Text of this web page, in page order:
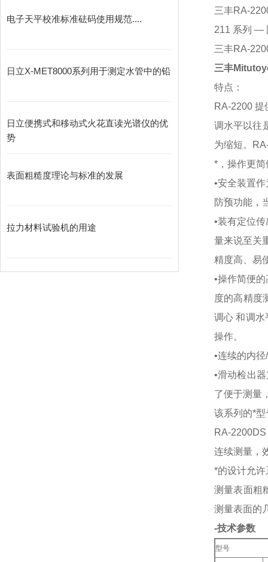
电子天平校准标准砝码使用规范....
日立X-MET8000系列用于测定水管中的铅
日立便携式和移动式火花直读光谱仪的优
势
表面粗糙度理论与标准的发展
拉力材料试验机的用途
三丰RA-
211 系列 —
三丰RA-
三丰
特点：
RA-2200
调水平以往
为缩短。
*，操作更简
•安全装置
防预功能，
•装有定位
量来说至关
精度高、易
•操作简便
度的高精度
调心 和调水
操作。
•连续的内
•滑动检出
了便于测量
该系列的*
RA-
连续测量，
*的设计允
测量表面粗
测量表面的
-技术参数
型号